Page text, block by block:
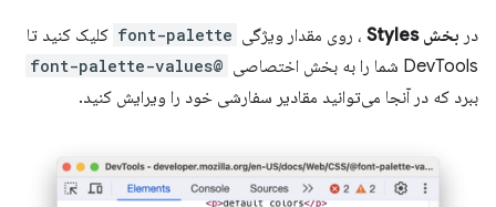
در بخش Styles ، روی مقدار ویژگی font-palette کلیک کنید تا
DevTools شما را به بخش اختصاصی
@font-palette-values
ببرد که در آنجا می‌توانید مقادیر سفارشی خود را ویرایش کنید.